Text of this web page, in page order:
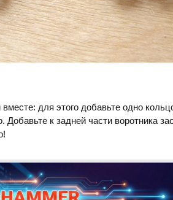
для этого добавьте одно
Добавьте к задней части воротника